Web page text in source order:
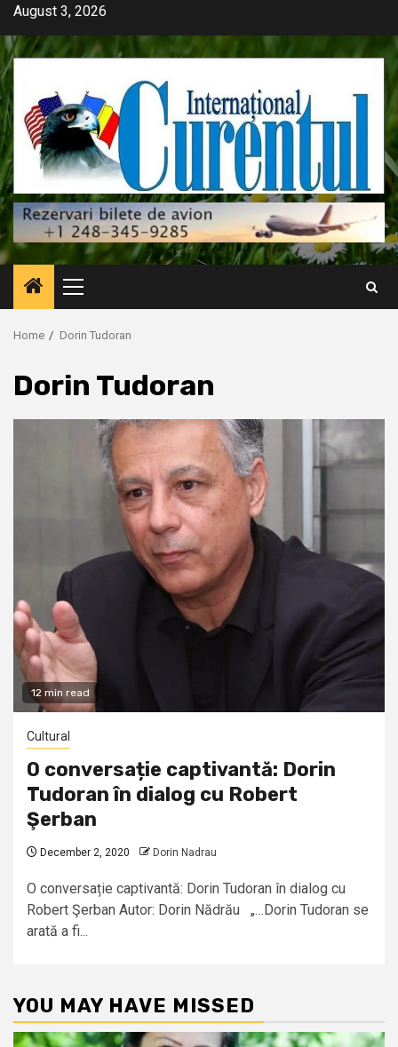
Skip
content
August 3, 2026
Primary
Menu
Home Dorin Tudoran
Dorin Tudoran
12 min read
Cultural
O conversație captivantă: Dorin
Tudoran în dialog cu Robert
Şerban
December 2, 2020 Dorin Nadrau
O conversație captivantă: Dorin Tudoran în dialog cu
Robert Şerban Autor: Dorin Nădrău „…Dorin Tudoran se
arată a fi...
YOU MAY HAVE MISSED